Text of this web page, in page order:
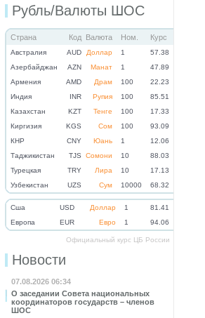
Рубль/Валюты ШОС
Страна Код Валюта Ном. Курс
Австралия AUD Доллар 1
57.38
Азербайджан
AZN Манат 1
47.89
Армения
AMD Драм 100
22.23
Индия
INR Рупия 100
85.51
Казахстан
KZT Тенге 100
17.33
Киргизия
KGS Сом 100
93.09
КНР
CNY Юань 1
12.06
Таджикистан
TJS Сомони 10
88.03
Турецкая
TRY Лира 10
17.13
Узбекистан
UZS Сум 10000 68.32
Cша USD Доллар 1
81.41
Eвропа
EUR Евро 1 94.06
Официальный курс ЦБ России
Новости
07.08.2026 06:34
О заседании Совета национальных
координаторов государств – членов
ШОС